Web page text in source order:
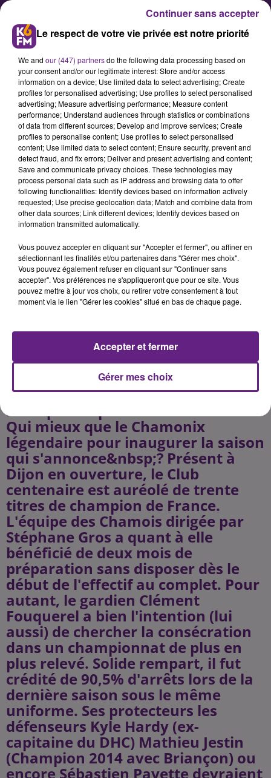
DHC : Nouvelle saison en Ligue
Magnus
Nantis d'une préparation ayant
donné satisfaction après seulement
quatre semaines de glace, les Ducs
débuteront samedi le championnat
festive. A la joie des supporters
d'inaugurer une nouvelle saison,
s'ajouteront les festivités
proposées par le partenaire du
Animations, DJ, remise du casque
de meilleur pointeur des Ducs en
fin de rencontre, tout sera fait pour
que le spectateur passe un
agréable moment entouré de sport,
musique et spectacle.
Qui mieux que le Chamonix
légendaire pour inaugurer la saison
qui s'annonce&nbsp;? Présent à
Dijon en ouverture, le Club
centenaire est auréolé de trente
titres de champion de France.
L'équipe des Chamois dirigée par
Stéphane Gros a quant à elle
bénéficié de deux mois de
préparation sans disposer dès le
début de l'effectif au complet. Pour
autant, le gardien Clément
Fouquerel a bien l'intention (lui
aussi) de chercher la consécration
dans un championnat de plus en
plus relevé. Solide rempart, il fut
crédité de 90,5% d'arrêts lors de la
dernière saison sous le même
uniforme. Ses protecteurs les
défenseurs Kyle Hardy (ex-
capitaine du DHC) Mathieu Jestin
(Champion 2014 avec Briançon) ou
encore Sébastien Payette devraient
Le respect de votre vie privée est notre priorité
We and our (447) partnersdo the following data processing based on
your consent and/or our legitimate interest: Store and/or access
information on a device; Use limited data to select advertising; Create
profiles for personalised advertising; Use profiles to select personalised
advertising; Measure advertising performance; Measure content
performance; Understand audiences through statistics or combinations
of data from different sources; Develop and improve services; Create
profiles to personalise content; Use profiles to select personalised
content; Use limited data to select content; Ensure security, prevent and
detect fraud, and fix errors; Deliver and present advertising and content;
Save and communicate privacy choices. These technologies may
process personal data such as IP address and browsing data to offer
following functionalities: Identify devices based on information actively
requested; Use precise geolocation data; Match and combine data from
other data sources; Link different devices; Identify devices based on
information transmitted automatically.
Vous pouvez accepter en cliquant sur "Accepter et fermer", ou affiner en
sélectionnant les finalités et/ou partenaires dans "Gérer mes choix".
Vous pouvez également refuser en cliquant sur "Continuer sans
accepter". Vos préférences ne s'appliqueront que pour ce site. Vous
pouvez mettre à jour vos choix, ou retirer votre consentement à tout
moment via le lien "Gérer les cookies" situé en bas de chaque page.
Gérer mes choix
Accepter et fermer
Continuer sans accepter